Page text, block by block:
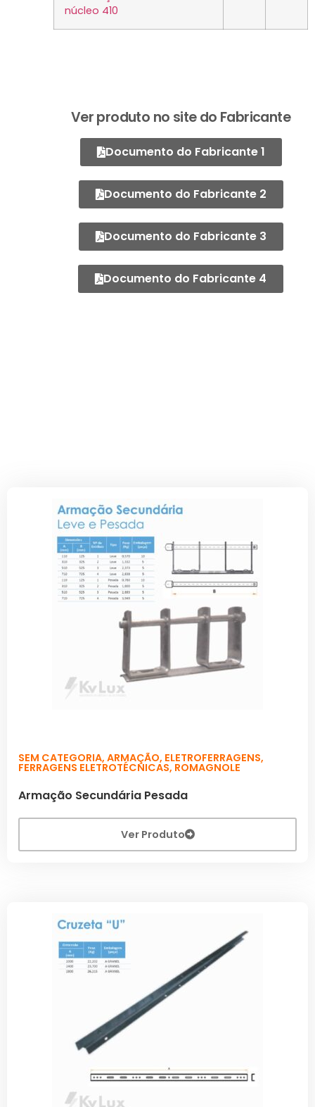
núcleo 410
Ver produto no site do Fabricante
Documento do Fabricante 1
Documento do Fabricante 2
Documento do Fabricante 3
Documento do Fabricante 4
SEM CATEGORIA, ARMAÇÃO, ELETROFERRAGENS,
FERRAGENS ELETROTÉCNICAS, ROMAGNOLE
Armação Secundária Pesada
Ver Produto